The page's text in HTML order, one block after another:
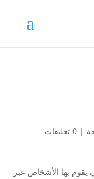
| 0 تعليقات
يقوم بها الأشخاص عبر